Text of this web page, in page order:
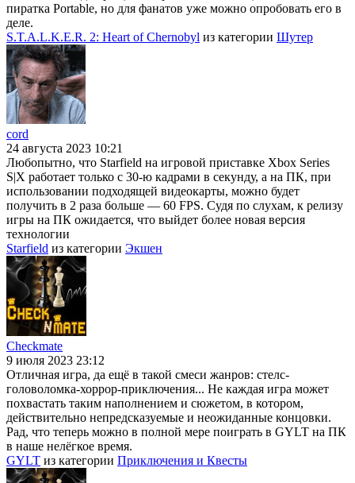
пиратка Portable, но для фанатов уже можно опробовать его в
деле.
S.T.A.L.K.E.R. 2: Heart of Chernobyl из категории Шутер
cord
24 августа 2023 10:21
Любопытно, что Starfield на игровой приставке Xbox Series
S|X работает только с 30-ю кадрами в секунду, а на ПК, при
использовании подходящей видеокарты, можно будет
получить в 2 раза больше — 60 FPS. Судя по слухам, к релизу
игры на ПК ожидается, что выйдет более новая версия
технологии
Starfield из категории Экшен
Checkmate
9 июля 2023 23:12
Отличная игра, да ещё в такой смеси жанров: стелс-
головоломка-хоррор-приключения... Не каждая игра может
похвастать таким наполнением и сюжетом, в котором,
действительно непредсказуемые и неожиданные концовки.
Рад, что теперь можно в полной мере поиграть в GYLT на ПК
в наше нелёгкое время.
GYLT из категории Приключения и Квесты